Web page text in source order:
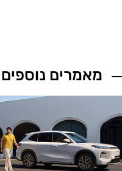
מאמרים נוספים